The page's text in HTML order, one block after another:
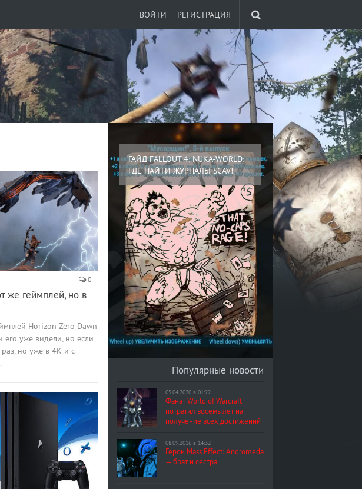
ВОЙТИ РЕГИСТРАЦИЯ
0
же геймплей, но в
Horizon Zero Dawn
его уже видели, но если
но уже в 4K и с
ГАЙД FALLOUT 4: NUKA-WORLD:
ГДЕ НАЙТИ ЖУРНАЛЫ SCAV!
Популярные новости
05.04.2020 в 01:22
Фанат World of Warcraft
потратил восемь лет на
получение всех достижений
08.09.2016 в 14:32
Герои Mass Effect: Andromeda
— брат и сестра